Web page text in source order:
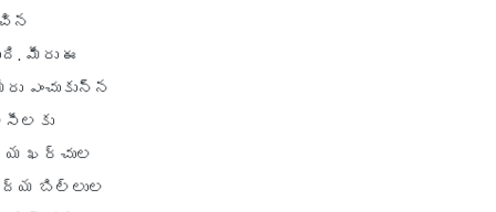
మీరు ఈ
ఎంచుకున్న
ఖర్చుల
బిల్లుల